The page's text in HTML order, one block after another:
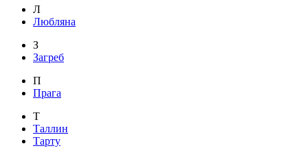
Л
Любляна
З
Загреб
П
Прага
Т
Таллин
Тарту